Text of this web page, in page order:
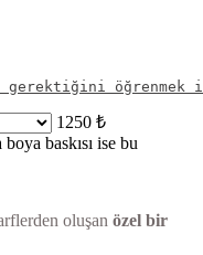
gerektiğini öğrenmek
1250 ₺
baskısı ise bu
oluşan özel bir